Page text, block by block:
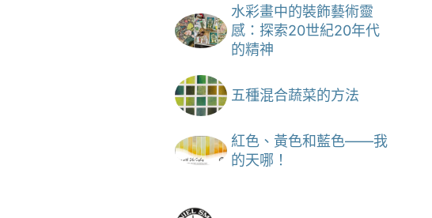
水彩畫中的裝飾藝術靈
感：探索20世紀20年代
的精神
五種混合蔬菜的方法
紅色、黃色和藍色——我
的天哪！